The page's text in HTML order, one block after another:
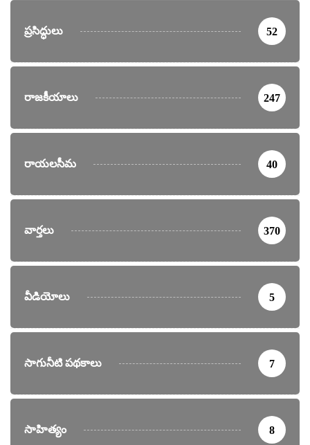
ప్రసిద్ధులు 52
రాజకీయాలు 247
రాయలసీమ 40
వార్తలు 370
వీడియోలు 5
సాగునీటి పథకాలు 7
సాహిత్యం 8